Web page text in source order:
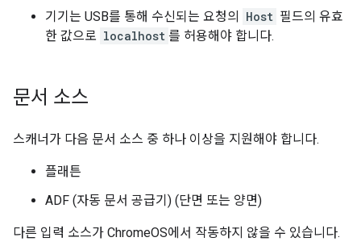
기기는 USB를 통해 수신되는 요청의
Host 필드의 유효
한 값으로 localhost 를 허용해야 합니다.
문서 소스
스캐너가 다음 문서 소스 중 하나 이상을 지원해야 합니다.
플래튼
ADF (자동 문서 공급기) (단면 또는 양면)
다른 입력 소스가 ChromeOS에서 작동하지 않을 수 있습니다.